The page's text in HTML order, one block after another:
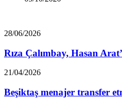
Rıza
Hasan
Arat’a
ateş
28/06/2026
Rıza Çalımbay, Hasan
Beşiktaş
transfer
etmiş!
21/04/2026
Beşiktaş menajer transfer